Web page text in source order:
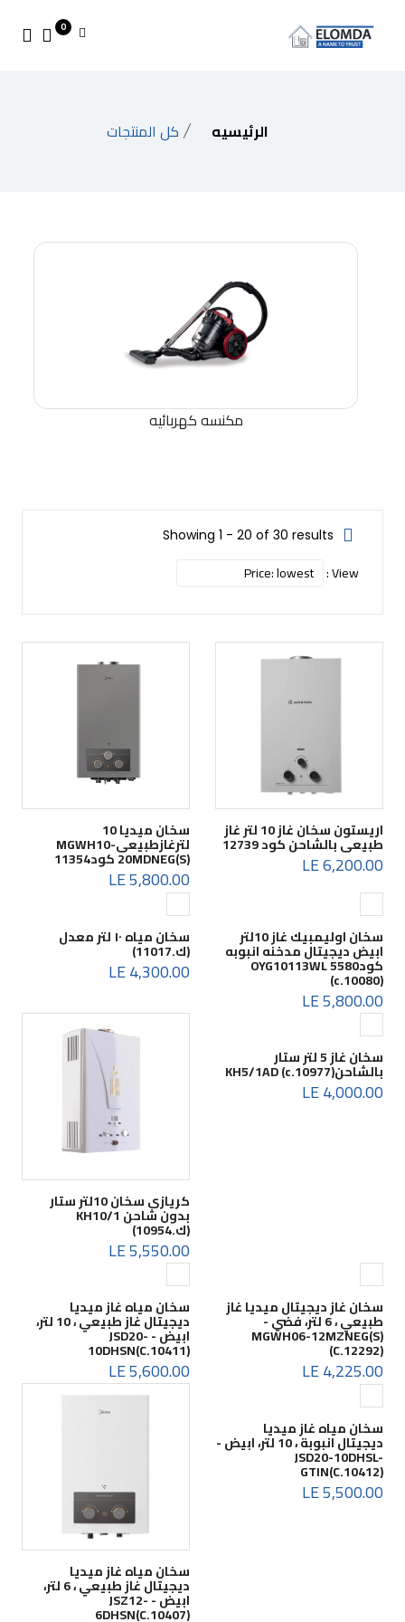
0
الرئيسيه كل المنتجات
مكنسه كهربائيه
Showing 1 - 20 of 30 results
View :
اريستون سخان غاز 10 لتر غاز
طبيعى بالشاحن كود 12739
6,200.00 LE
سخان ميديا 10
لترغازطبيعىMGWH10-
20MDNEG(S) كود11354
5,800.00 LE
سخان اوليمبيك غاز 10لتر
ابيض ديجيتال مدخنه انبوبه
كود5580 OYG10113WL
(c.10080)
5,800.00 LE
سخان مياه ١٠ لتر معدل
(ك.11017)
4,300.00 LE
سخان غاز 5 لتر ستار
بالشاحنKH5/1AD (c.10977)
4,000.00 LE
كريازى سخان 10لتر ستار
بدون شاحن KH10/1
(ك.10954)
5,550.00 LE
سخان غاز ديجيتال ميديا غاز
طبيعي ، 6 لتر، فضي -
MGWH06-12MZNEG(S)
(C.12292)
4,225.00 LE
سخان مياه غاز ميديا
ديجيتال غاز طبيعي ، 10 لتر،
ابيض - JSD20-
10DHSN(C.10411)
5,600.00 LE
سخان مياه غاز ميديا
ديجيتال انبوبة ، 10 لتر، ابيض -
JSD20-10DHSL-
GTIN(C.10412)
5,500.00 LE
سخان مياه غاز ميديا
ديجيتال غاز طبيعي ، 6 لتر،
ابيض - JSZ12-
6DHSN(C.10407)